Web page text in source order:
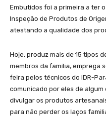
Embutidos foi a primeira a ter
Inspeção de Produtos de
atestando a qualidade dos
Hoje, produz mais de 15 tipos
membros da família, emprega
feira pelos técnicos do IDR-
comunicado por eles de
divulgar os produtos
para não perder os laços